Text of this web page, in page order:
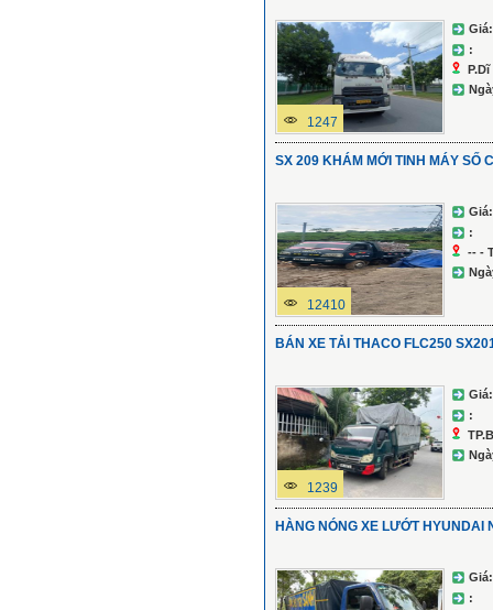
1247
Giá:
:
SX 209 KHÁM MỚI TINH MÁY SỐ
12410
Giá:
:
-- -
BÁN XE TẢI THACO FLC250
1239
Giá:
:
HÀNG NÓNG XE LƯỚT HYUNDAI
Giá:
: